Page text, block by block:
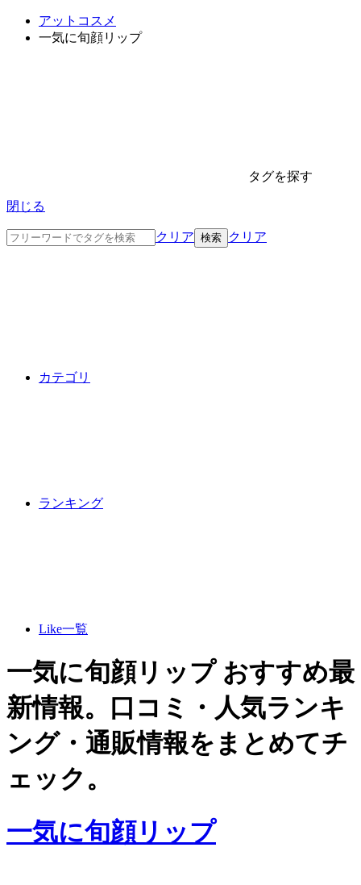
アットコスメ
一気に旬顔リップ
タグを探す
閉じる
クリア クリア
カテゴリ
ランキング
Like一覧
一気に旬顔リップ おすすめ最
新情報。口コミ・人気ランキ
ング・通販情報をまとめてチ
ェック。
一気に旬顔リップ